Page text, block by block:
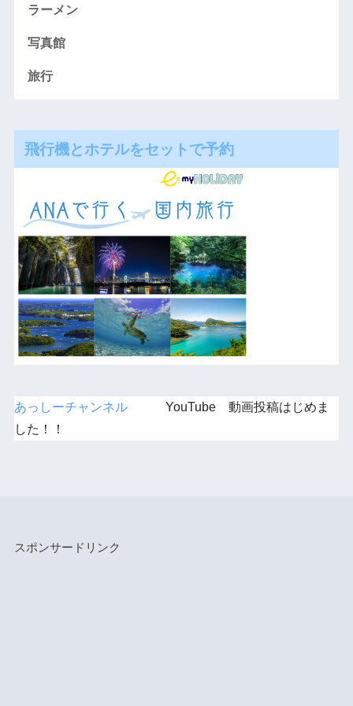
ラーメン
写真館
旅行
飛行機とホテルをセットで予約
あっしーチャンネルYouTube 動画投稿はじめま
した！！
スポンサードリンク